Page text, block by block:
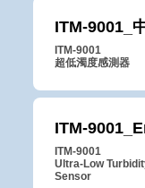
ITM-9001_
ITM-9001
超低濁度感測器
ITM-
ITM-9001
Ultra-Low
Sensor